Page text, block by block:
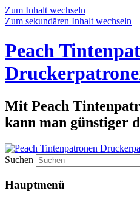
Zum Inhalt wechseln
Zum sekundären Inhalt wechseln
Peach
Mit Peach
kann man günstiger
Suchen
Hauptmenü